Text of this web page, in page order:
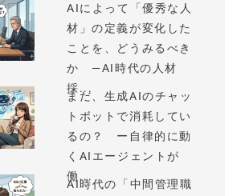
AIによって「優秀な人
材」の定義が変化した
ことを、どうみるべき
か —AI時代の人材
採...
まだ、生成AIのチャッ
トボットで消耗してい
るの？ ー自律的に動
くAIエージェントが
働...
AI時代の「中間管理職